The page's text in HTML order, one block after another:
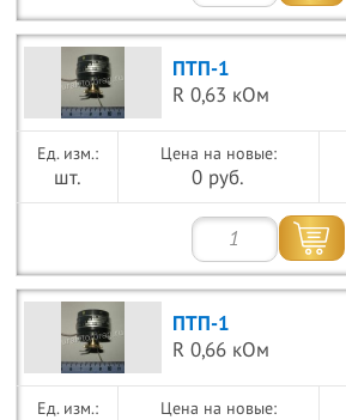
ПТП-1
R 0,63 кОм
шт.
Цена на новые:
0 руб.
ПТП-1
R 0,66 кОм
Цена на новые: